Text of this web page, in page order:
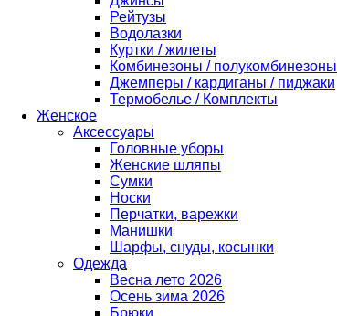
Рейтузы
Водолазки
Куртки / жилеты
Комбинезоны / полукомбинезоны
Джемперы / кардиганы / пиджаки
Термобелье / Комплекты
Женское
Аксессуары
Головные уборы
Женские шляпы
Сумки
Носки
Перчатки, варежки
Манишки
Шарфы, снуды, косынки
Одежда
Весна лето 2026
Осень зима 2026
Брюки